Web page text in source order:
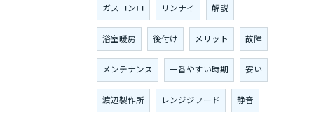
ガスコンロ リンナイ 解説
浴室暖房 後付け メリット 故障
メンテナンス 一番やすい時期 安い
渡辺製作所 レンジジフード 静音